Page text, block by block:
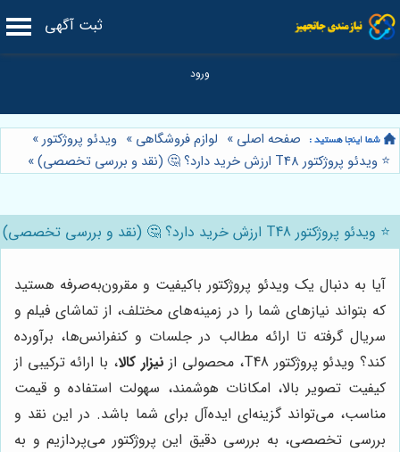
ثبت آگهی
صفحه اصلی » لوازم فروشگاهی » ویدئو پروژکتور»
⭐️ ویدئو پروژکتور T48 ارزش خرید دارد؟ 🤔 (نقد و بررسی تخصصی)
»
⭐️ ویدئو پروژکتور T48 ارزش خرید دارد؟ 🤔 (نقد و بررسی تخصصی)
آیا به دنبال یک ویدئو پروژکتور باکیفیت و مقرون‌به‌صرفه هستید
که بتواند نیازهای شما را در زمینه‌های مختلف، از تماشای فیلم و
سریال گرفته تا ارائه مطالب در جلسات و کنفرانس‌ها، برآورده
کند؟ ویدئو پروژکتور T48، محصولی از
نیزار کالا، با ارائه ترکیبی از
کیفیت تصویر بالا، امکانات هوشمند، سهولت استفاده و قیمت
مناسب، می‌تواند گزینه‌ای ایده‌آل برای شما باشد. در این نقد و
بررسی تخصصی، به بررسی دقیق این پروژکتور می‌پردازیم و به